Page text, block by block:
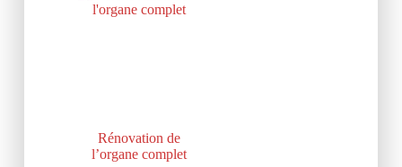
Rénovation de
l’organe complet